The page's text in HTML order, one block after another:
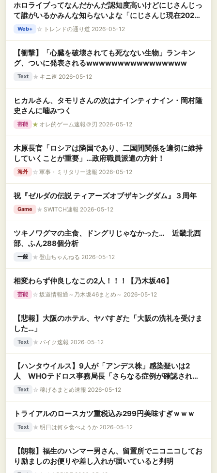
ホロライブってなんだかんだ認知度高いけどにじさんじっ
て誰がいるかみんな知らないよな「にじさんじ現在202人
(￣▽￣;)」
Web+ ☆ トレンドの通り道 2026-05-12
【衝撃】「心臓を破壊されても死なない生物」ランキン
グ、ついに発表されるwwwwwwwwwwwwwwww
Text ★ キニ速 2026-05-12
ヒカルさん、タモリさんの次はナインティナイン・岡村隆
史さんに噛みつく
芸能 ★ オレ的ゲーム速報＠刃 2026-05-12
木原長官「ロシアは隣国であり、二国間関係を適切に維持
していくことが重要」…政府職員派遣の方針！
海外 ☆ 軍事・ミリタリー速報 2026-05-12
祝『ゼルダの伝説 ティアーズオブザキングダム』３周年
Game ★ SWITCH速報 2026-05-12
ツキノワグマの主食、ドングリじゃなかった… 近畿北西
部、ふん288個分析
一般 ★ 登山ちゃんねる 2026-05-12
相変わらず仲良しなこの2人！！！【乃木坂46】
芸能 ☆ 坂道情報通～乃木坂46まとめ～ 2026-05-12
【悲報】大阪のホテル、ヤバすぎた「大阪の洗礼を受けま
した…」
Text ★ バイク速報 2026-05-12
【ハンタウイルス】9人が「アンデス株」感染疑いは2
人 WHOテドロス事務局長「さらなる症例が確認される
可能性」 クルーズ船から乗客下船
Text ☆ 稼げるまとめ速報 2026-05-12
トライアルのロースカツ重税込み299円美味すぎｗｗｗ
Text ★ 明日は何を食べようか 2026-05-12
【朗報】福生のハンマー男さん、留置所でニコニコしてお
り励ましのお便りや差し入れが届いていると判明